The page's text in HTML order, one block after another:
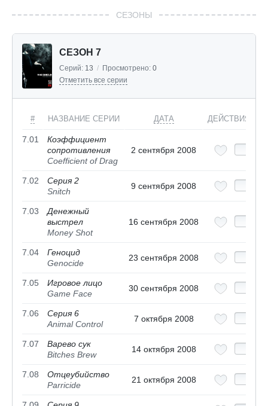
СЕЗОНЫ
СЕЗОН 7
Серий: 13 / Просмотрено: 0
Отметить все серии
# НАЗВАНИЕ СЕРИИ ДАТА ДЕЙСТВИЯ
7.01
Коэффициент
сопротивления
Coefficient of Drag
2 сентября 2008
7.02
Серия 2
Snitch
9 сентября 2008
7.03
Денежный
выстрел
Money Shot
16 сентября 2008
7.04
Геноцид
Genocide
23 сентября 2008
7.05
Игровое лицо
Game Face
30 сентября 2008
7.06
Серия 6
Animal Control
7 октября 2008
7.07
Варево сук
Bitches Brew
14 октября 2008
7.08
Отцеубийство
Parricide
21 октября 2008